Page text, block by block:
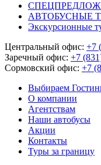
АВТОБУСНЫЕ
Экскурсионные
Центральный офис: +7
Заречный офис: +7
Сормовский офис: +7
Выбираем
О компании
Агентствам
Наши автобусы
Акции
Контакты
Туры за границу